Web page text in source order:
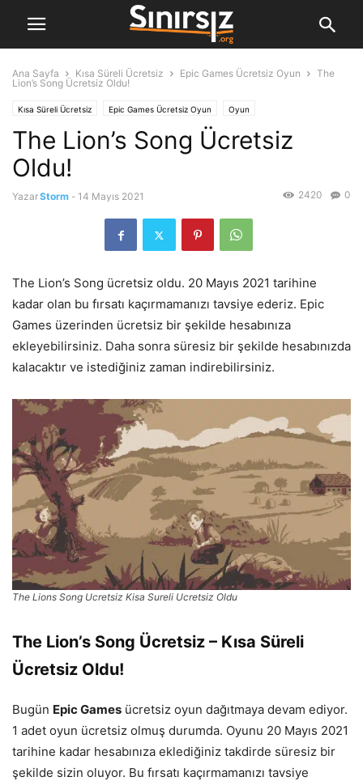
Ana Sayfa Kısa Süreli Ücretsiz Epic Games Ücretsiz Oyun
The
Lion’s Song Ücretsiz Oldu!
Kısa Süreli Ücretsiz Epic Games Ücretsiz Oyun Oyun
The Lion’s Song Ücretsiz
Oldu!
YazarStorm - 14 Mayıs 2021 0
2420
The Lion’s Song ücretsiz oldu. 20 Mayıs 2021 tarihine
kadar olan bu fırsatı kaçırmamanızı tavsiye ederiz. Epic
Games üzerinden ücretsiz bir şekilde hesabınıza
ekleyebilirsiniz. Daha sonra süresiz bir şekilde hesabınızda
kalacaktır ve istediğiniz zaman indirebilirsiniz.
The Lions Song Ucretsiz Kisa Sureli Ucretsiz Oldu
The Lion’s Song Ücretsiz – Kısa Süreli
Ücretsiz Oldu!
Bugün Epic Games ücretsiz oyun dağıtmaya devam ediyor.
1 adet oyun ücretsiz olmuş durumda. Oyunu 20 Mayıs 2021
tarihine kadar hesabınıza eklediğiniz takdirde süresiz bir
şekilde sizin oluyor. Bu fırsatı kaçırmamanızı tavsiye